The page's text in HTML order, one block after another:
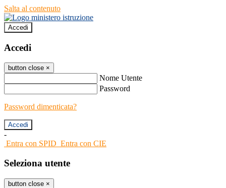
Salta al contenuto
Accedi
Accedi
button close ×
Nome Utente
Password
Password dimenticata?
-
Entra con SPID Entra con CIE
Seleziona utente
button close ×